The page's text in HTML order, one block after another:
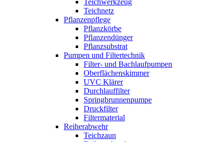
Teichwerkzeug
Teichnetz
Pflanzenpflege
Pflanzkörbe
Pflanzendünger
Pflanzsubstrat
Pumpen und Filtertechnik
Filter- und Bachlaufpumpen
Oberflächenskimmer
UVC Klärer
Durchlauffilter
Springbrunnenpumpe
Druckfilter
Filtermaterial
Reiherabwehr
Teichzaun